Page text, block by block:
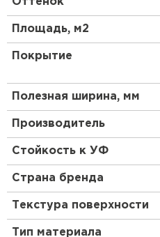
Площадь, м2
Покрытие
Полезная ширина, мм
Производитель
Стойкость к УФ
Страна бренда
Текстура поверхности
Тип материала